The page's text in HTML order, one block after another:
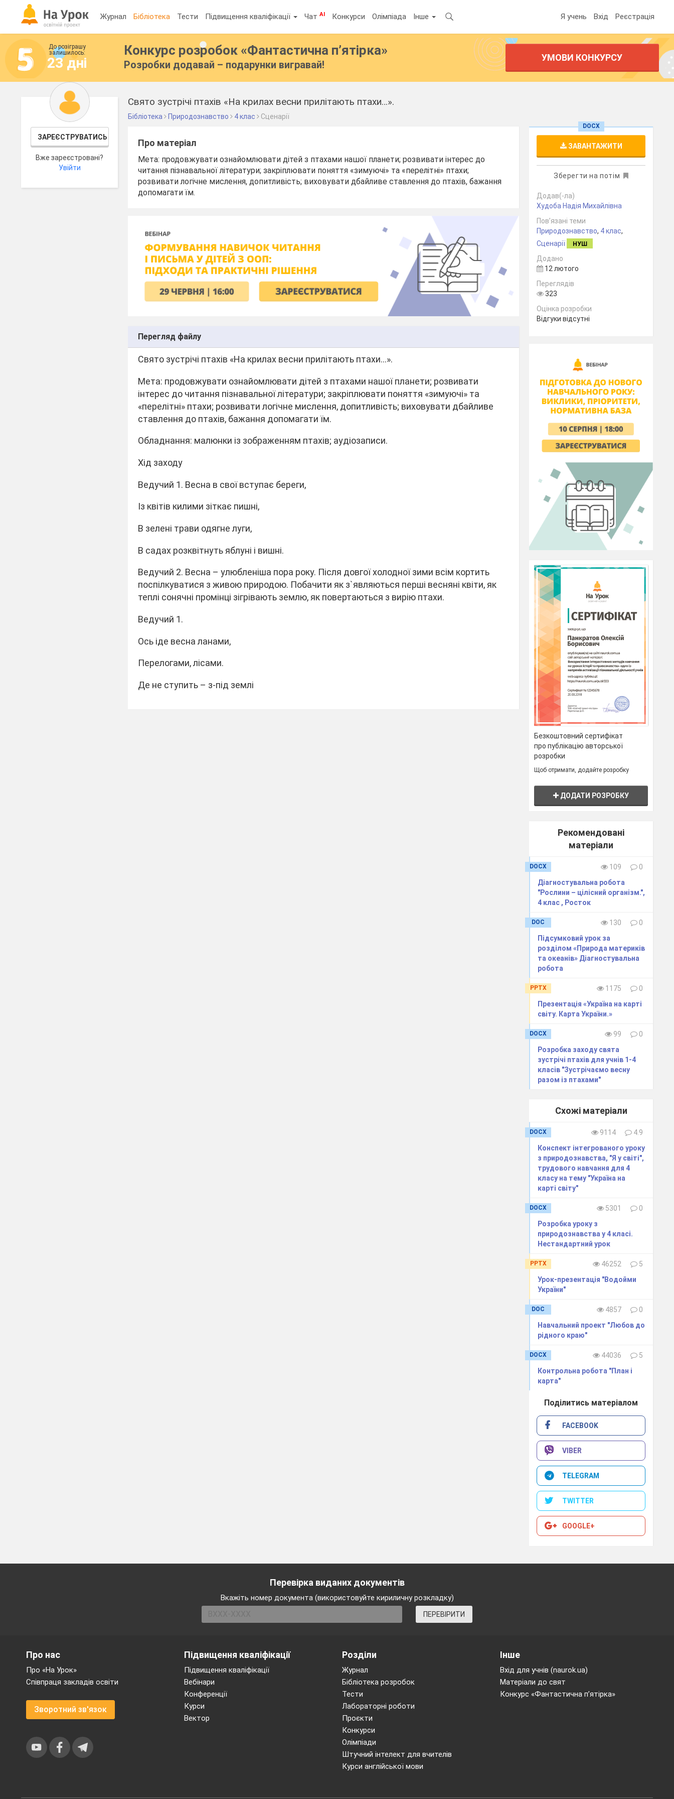
Журнал Бібліотека Тести Підвищення кваліфікації ЧатAI Конкурси Олімпіада Інше Я учень Вхід Реєстрація
До розіграшу
залишилось:
23 дні
Конкурс розробок «Фантастична п’ятірка»
Розробки додавай – подарунки вигравай!
УМОВИ КОНКУРСУ
ЗАРЕЄСТРУВАТИСЬ
Вже зареєстровані?
Увійти
Свято зустрічі птахів «На крилах весни прилітають птахи…».
Бібліотека Природознавство 4 клас Сценарії
Про матеріал
Мета: продовжувати ознайомлювати дітей з птахами нашої планети; розвивати інтерес до
читання пізнавальної літератури; закріплювати поняття «зимуючі» та «перелітні» птахи;
розвивати логічне мислення, допитливість; виховувати дбайливе ставлення до птахів, бажання
допомагати їм.
Перегляд файлу
Свято зустрічі птахів «На крилах весни прилітають птахи…».
Мета: продовжувати ознайомлювати дітей з птахами нашої планети; розвивати
інтерес до читання пізнавальної літератури; закріплювати поняття «зимуючі» та
«перелітні» птахи; розвивати логічне мислення, допитливість; виховувати дбайливе
ставлення до птахів, бажання допомагати їм.
Обладнання: малюнки із зображенням птахів; аудіозаписи.
Хід заходу
Ведучий 1. Весна в свої вступає береги,
Із квітів килими зіткає пишні,
В зелені трави одягне луги,
В садах розквітнуть яблуні і вишні.
Ведучий 2. Весна – улюбленіша пора року. Після довгої холодної зими всім кортить
поспілкуватися з живою природою. Побачити як з`являються перші весняні квіти, як
теплі сонячні промінці зігрівають землю, як повертаються з вирію птахи.
Ведучий 1.
Ось іде весна ланами,
Перелогами, лісами.
Де не ступить – з-під землі
Зла зима мене не пускала,
Але ви її прогнали
Дружно врятували.
- З давніх пір існує обряд закликання весни, та був один – зустріч перелітних птахів.
Адже яка то весна, коли не чути голосного щебетання пернатих? Віддавна вважали,
що тепло приносять на крилах саме перелітні птахи.
Обряд цей улаштовували 22 березня, на свято Сорока святих. Напередодні випікали
сорок фігурок у вигляді птахів. Їх називали «жайворонками» чи «голубами». Рано –
вранці діти брали частину цього печива і підвішували його на фруктових деревах.
Решту тримали до обіду, коли вилазили на дерево і приказували:
DOCX
ЗАВАНТАЖИТИ
Зберегти на потім
Додав(-ла)
Худоба Надія Михайлівна
Пов’язані теми
Природознавство, 4 клас,
Сценарії
НУШ
Додано
12 лютого
Переглядів
323
Оцінка розробки
Відгуки відсутні
Безкоштовний сертифікат
про публікацію авторської
розробки
Щоб отримати, додайте розробку
ДОДАТИ РОЗРОБКУ
Рекомендовані
матеріали
DOCX 109
0
Діагностувальна робота
"Рослини – цілісний організм.",
4 клас , Росток
DOC 130
0
Підсумковий урок за
розділом «Природа материків
та океанів» Діагностувальна
робота
PPTX 1175
0
Презентація «Україна на карті
світу. Карта України.»
DOCX 99
0
Розробка заходу свята
зустрічі птахів для учнів 1-4
класів "Зустрічаємо весну
разом із птахами"
Схожі матеріали
DOCX 9114
4.9
Конспект інтегрованого уроку
з природознавства, "Я у світі",
трудового навчання для 4
класу на тему "Україна на
карті світу"
DOCX 5301
0
Розробка уроку з
природознавства у 4 класі.
Нестандартний урок
PPTX 46252
5
Урок-презентація "Водойми
України"
DOC 4857
0
Навчальний проект "Любов до
рідного краю"
DOCX 44036
5
Контрольна робота "План і
карта"
Поділитись матеріалом
FACEBOOK
VIBER
TELEGRAM
TWITTER
GOOGLE+
Перевірка виданих документів
Вкажіть номер документа (використовуйте кириличну розкладку)
ПЕРЕВІРИТИ
Підвищення кваліфікації
Підвищення кваліфікації
Вебінари
Конференції
Курси
Вектор
Розділи
Журнал
Бібліотека розробок
Тести
Лабораторні роботи
Проєкти
Конкурси
Олімпіади
Штучний інтелект для вчителів
Курси англійської мови
Про нас
Про «На Урок»
Співпраця закладів освіти
Зворотний зв'язок
Інше
Вхід для учнів (naurok.ua)
Матеріали до свят
Конкурс «Фантастична п’ятірка»